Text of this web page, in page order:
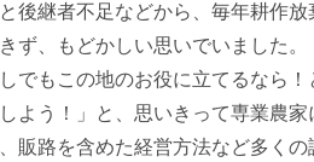
後継者不足などから、毎年耕作
ず、もどかしい思いでいました。
でもこの地のお役に立てるなら
よう！」と、思いきって専業農家
販路を含めた経営方法など多く